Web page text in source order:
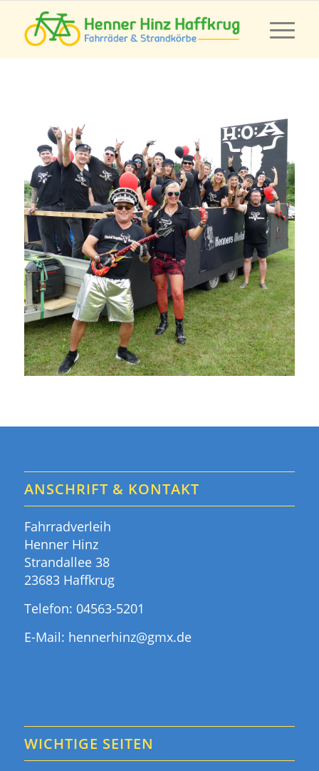
ANSCHRIFT & KONTAKT
Fahrradverleih
Henner Hinz
Strandallee 38
23683 Haffkrug
Telefon: 04563-5201
E-Mail: hennerhinz@gmx.de
WICHTIGE SEITEN